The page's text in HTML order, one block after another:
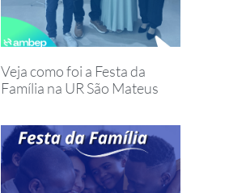
Veja como foi a Festa da
Família na UR São Mateus